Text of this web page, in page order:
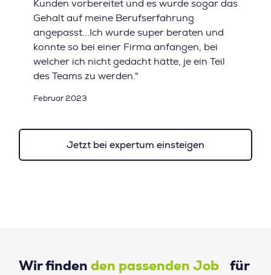
Kunden vorbereitet und es wurde sogar das
Gehalt auf meine Berufserfahrung
angepasst...Ich wurde super beraten und
konnte so bei einer Firma anfangen, bei
welcher ich nicht gedacht hätte, je ein Teil
des Teams zu werden."
Februar 2023
Jetzt bei expertum einsteigen
Wir finden den passenden Job für